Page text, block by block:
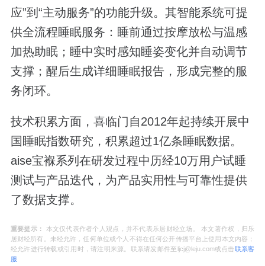
应”到“主动服务”的功能升级。其智能系统可提
供全流程睡眠服务：睡前通过按摩放松与温感
加热助眠；睡中实时感知睡姿变化并自动调节
支撑；醒后生成详细睡眠报告，形成完整的服
务闭环。
技术积累方面，喜临门自2012年起持续开展中
国睡眠指数研究，积累超过1亿条睡眠数据。
aise宝褓系列在研发过程中历经10万用户试睡
测试与产品迭代，为产品实用性与可靠性提供
了数据支撑。
重要提示：
本文仅代表作者个人观点，并不代表乐居财经立场。 本文著作权，归乐
居财经所有。未经允许，任何单位或个人不得在任何公开传播平台上使用本文内容；
经允许进行转载或引用时，请注明来源。联系请发邮件至ljcj@leju.com或点击联系客
服